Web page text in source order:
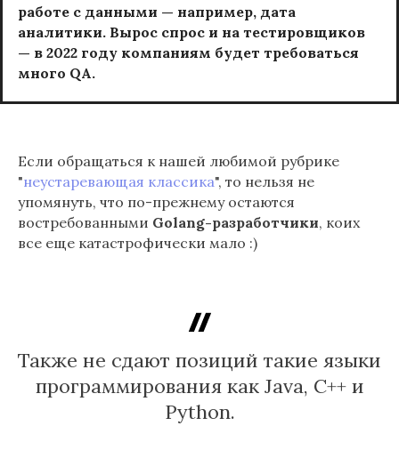
работе с данными — например, дата
аналитики. Вырос спрос и на тестировщиков
— в 2022 году компаниям будет требоваться
много QA.
Если обращаться к нашей любимой рубрике
"неустаревающая классика", то нельзя не
упомянуть, что по-прежнему остаются
востребованными Golang-разработчики, коих
все еще катастрофически мало :)
Также не сдают позиций такие языки
программирования как Java, C++ и
Python.